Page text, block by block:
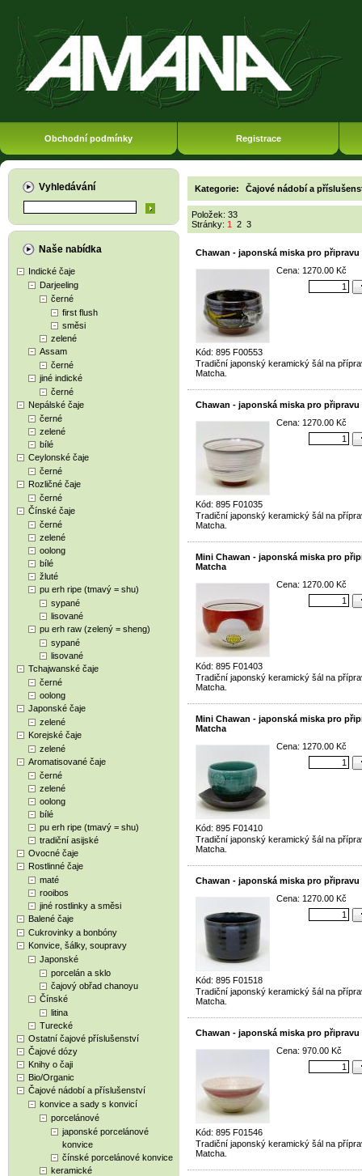
Obchodní podmínky Registrace
Vyhledávání
Naše nabídka
Indické čaje
Darjeeling
černé
first flush
směsi
zelené
Assam
černé
jiné indické
černé
Nepálské čaje
černé
zelené
bílé
Ceylonské čaje
černé
Rozličné čaje
černé
Čínské čaje
černé
zelené
oolong
bílé
žluté
pu erh ripe (tmavý = shu)
sypané
lisované
pu erh raw (zelený = sheng)
sypané
lisované
Tchajwanské čaje
černé
oolong
Japonské čaje
zelené
Korejské čaje
zelené
Aromatisované čaje
černé
zelené
oolong
bílé
pu erh ripe (tmavý = shu)
tradiční asijské
Ovocné čaje
Rostlinné čaje
maté
rooibos
jiné rostlinky a směsi
Balené čaje
Cukrovinky a bonbóny
Konvice, šálky, soupravy
Japonské
porcelán a sklo
čajový obřad chanoyu
Čínské
litina
Turecké
Ostatní čajové příslušenství
Čajové dózy
Knihy o čaji
Bio/Organic
Čajové nádobí a příslušenství
konvice a sady s konvicí
porcelánové
japonské porcelánové
konvice
čínské porcelánové konvice
keramické
Kategorie: Čajové nádobí a
Položek: 33
Stránky: 1 2 3
Chawan - japonská miska pro připravu
Kód: 895 F00553
Cena: 1270.00 Kč
Tradiční japonský keramický šál na
Matcha.
Chawan - japonská miska pro připravu
Kód: 895 F01035
Cena: 1270.00 Kč
Tradiční japonský keramický šál na
Matcha.
Mini Chawan - japonská miska pro
Matcha
Kód: 895 F01403
Cena: 1270.00 Kč
Tradiční japonský keramický šál na
Matcha.
Mini Chawan - japonská miska pro
Matcha
Kód: 895 F01410
Cena: 1270.00 Kč
Tradiční japonský keramický šál na
Matcha.
Chawan - japonská miska pro připravu
Kód: 895 F01518
Cena: 1270.00 Kč
Tradiční japonský keramický šál na
Matcha.
Chawan - japonská miska pro připravu
Kód: 895 F01546
Cena: 970.00 Kč
Tradiční japonský keramický šál na
Matcha.